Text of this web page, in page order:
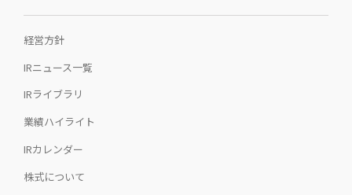
経営方針
IRニュース一覧
IRライブラリ
業績ハイライト
IRカレンダー
株式について